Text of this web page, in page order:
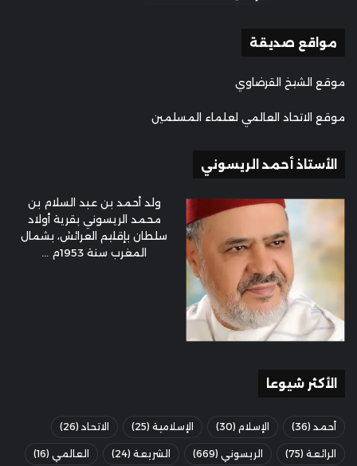
مواقع صديقة
موقع الشيخ القرضاوي
موقع الاتحاد العالمي لعلماء المسلمين
الأستاذ أحمد الريسوني
ولد أحمد بن عبد السلام بن
محمد الريسوني بقرية أولاد
سلطان بإقليم العرائش، بشمال
المغرب سنة 1953م ...
الأكثر شيوعا
أحمد (36) الإسلام (30) الإسلامية (25) الاتحاد (26)
الرائعة (75) الريسوني (669) الشريعة (24) العالمي (16)